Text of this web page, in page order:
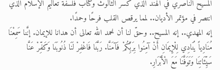
المسيح الناصري في الهند الذي كسر الثالوث وكتاب فلسفة تعاليم الإسلام الذي
انتصر في مؤتمر الأديان.. لمما يرقص القلب فرحًا وحمدًا.
إنه المهدي.. إنه المسيح.. وحقّ لنا أن نحمد الله تعالى أن هدانا للإيمان. إنَّنا سَمِعْنَا
مُنَادِياً يُنَادِي لِلْإِيمَانِ أَنْ آمِنُوا بِرَبِّكُمْ فَآمَنَّا. رَبَّنَا فَاغْفِرْ لَنَا ذُنُوبَنَا وَكَفِّرْ عَنَّا
سَيِّئَاتِنَا وَتَوَفَّنَا مَعَ الْأَبْرَارِ.